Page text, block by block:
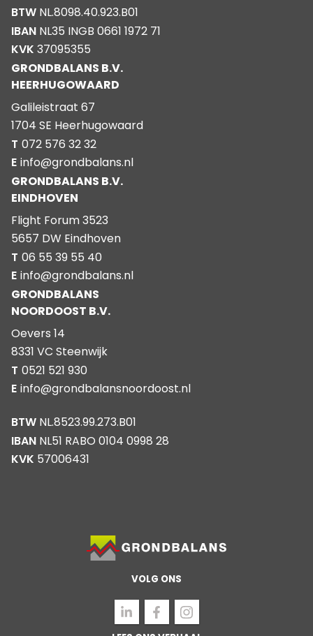
BTW NL.8098.40.923.B01
IBAN NL35 INGB 0661 1972 71
KVK 37095355
GRONDBALANS B.V.
HEERHUGOWAARD
Galileistraat 67
1704 SE Heerhugowaard
T 072 576 32 32
E info@grondbalans.nl
GRONDBALANS B.V.
EINDHOVEN
Flight Forum 3523
5657 DW Eindhoven
T 06 55 39 55 40
E info@grondbalans.nl
GRONDBALANS
NOORDOOST B.V.
Oevers 14
8331 VC Steenwijk
T 0521 521 930
E info@grondbalansnoordoost.nl
BTW NL.8523.99.273.B01
IBAN NL51 RABO 0104 0998 28
KVK 57006431
VOLG ONS